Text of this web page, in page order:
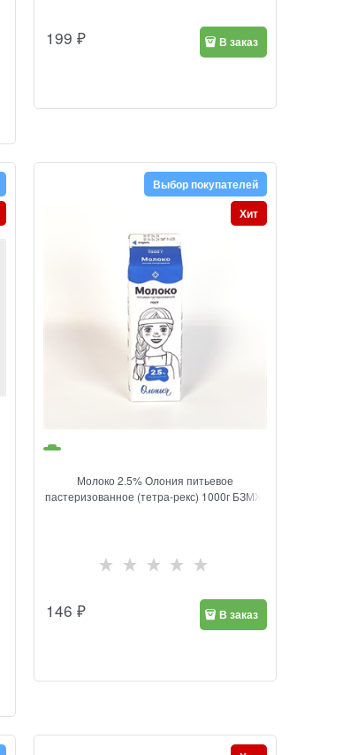
199 ₽ В заказ
Молоко 2.5% Олония питьевое
пастеризованное (тетра-рекс) 1000г БЗМЖ
Выбор покупателей
Хит
146 ₽ В заказ